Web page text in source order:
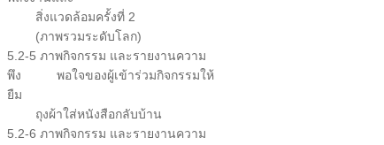
สิ่งแวดล้อมครั้งที่ 2
(ภาพรวมระดับโลก)
5.2-5 ภาพกิจกรรม และรายงานความ
พึง พอใจของผู้เข้าร่วมกิจกรรมให้
ยืม
ถุงผ้าใส่หนังสือกลับบ้าน
5.2-6 ภาพกิจกรรม และรายงานความ